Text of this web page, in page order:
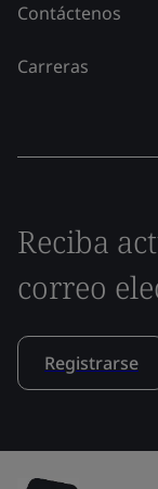
Contáctenos
Carreras
Reciba
correo
Registrarse